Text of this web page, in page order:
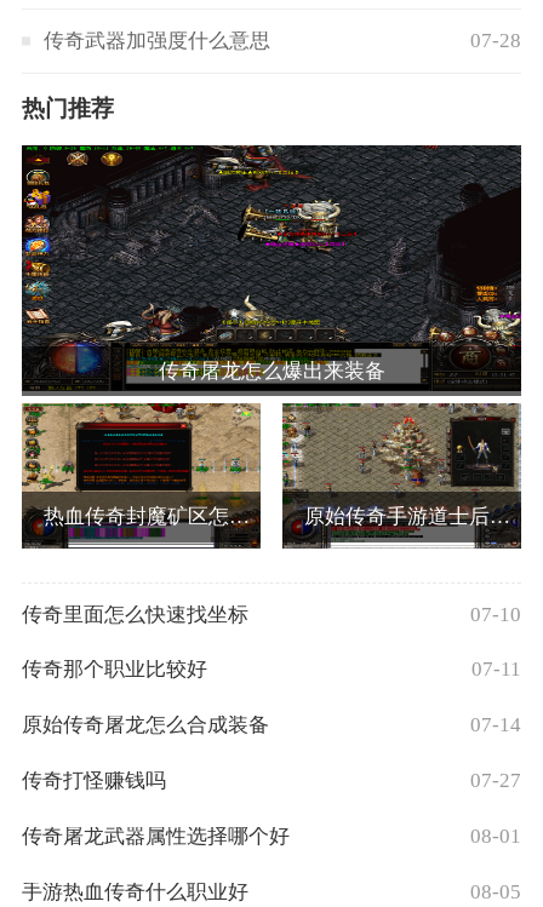
传奇武器加强度什么意思 07-28
热门推荐
传奇屠龙怎么爆出来装备
热血传奇封魔矿区怎么走 原始传奇手游道士后期被嫌弃吗
传奇里面怎么快速找坐标 07-10
传奇那个职业比较好 07-11
原始传奇屠龙怎么合成装备 07-14
传奇打怪赚钱吗 07-27
传奇屠龙武器属性选择哪个好 08-01
手游热血传奇什么职业好 08-05